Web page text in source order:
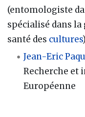
(entomologiste
spécialisé dans
santé des cultures)
Jean-Eric
Recherche et
Européenne